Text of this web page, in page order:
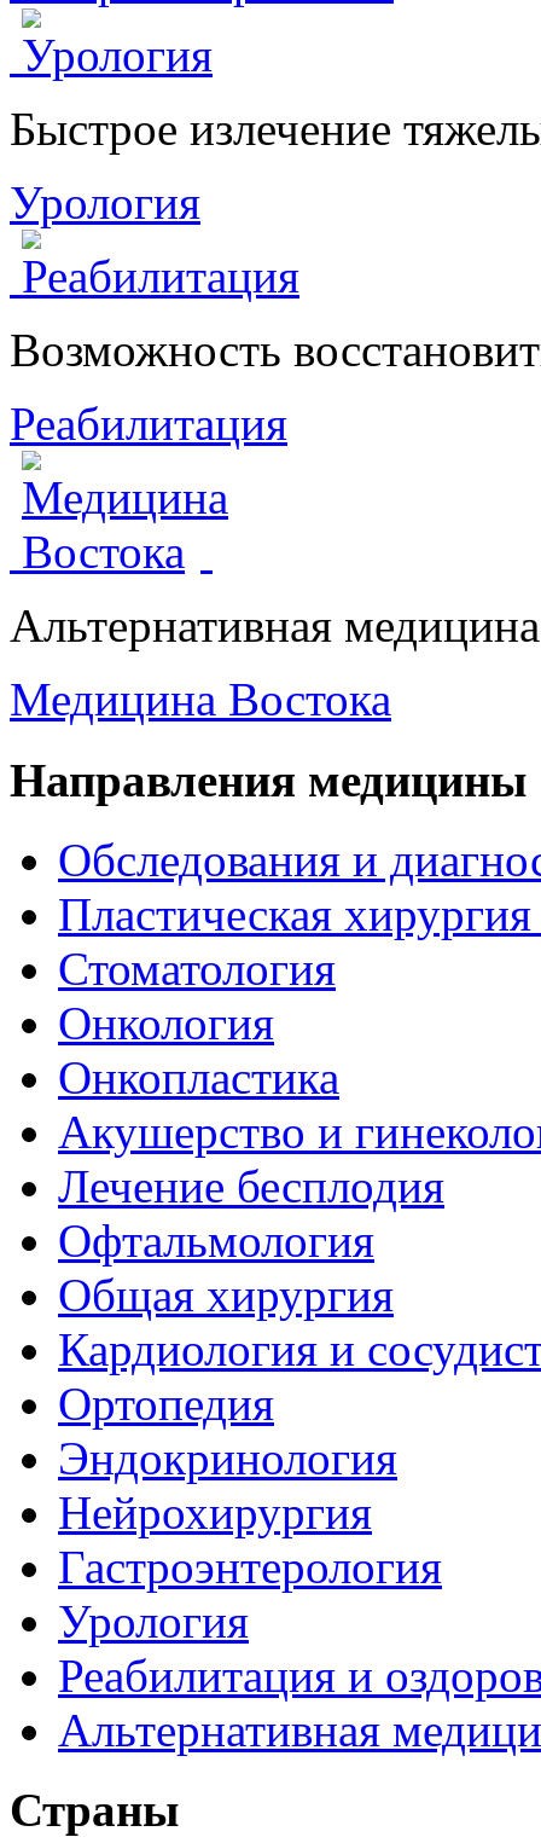
Быстрое излечение
Урология
Возможность
Реабилитация
Альтернативная
Медицина Востока
Направления медицины
Обследования и
Пластическая
Стоматология
Онкология
Онкопластика
Акушерство и
Лечение бесплодия
Офтальмология
Общая хирургия
Кардиология и
Ортопедия
Эндокринология
Нейрохирургия
Гастроэнтерология
Урология
Реабилитация и
Альтернативная
Страны